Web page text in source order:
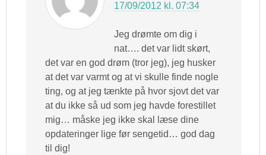
17/09/2012 kl. 07:34
Jeg drømte om dig i
nat…. det var lidt skørt,
det var en god drøm (tror jeg), jeg husker
at det var varmt og at vi skulle finde nogle
ting, og at jeg tænkte på hvor sjovt det var
at du ikke så ud som jeg havde forestillet
mig… måske jeg ikke skal læse dine
opdateringer lige før sengetid… god dag
til dig!